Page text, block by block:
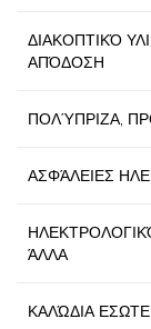
ΔΙΑΚΟΠΤΙΚΌ
ΑΠΌΔΟΣΗ
ΠΟΛΎΠΡΙΖΑ,
ΑΣΦΆΛΕΙΕΣ
ΆΛΛΑ
ΚΑΛΏΔΙΑ